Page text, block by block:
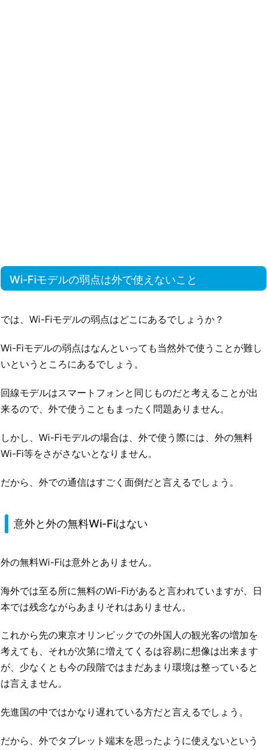
Wi-Fiモデルの弱点は外で使えないこと
では、Wi-Fiモデルの弱点はどこにあるでしょうか？
Wi-Fiモデルの弱点はなんといっても当然外で使うことが難し
いというところにあるでしょう。
回線モデルはスマートフォンと同じものだと考えることが出
来るので、外で使うこともまったく問題ありません。
しかし、Wi-Fiモデルの場合は、外で使う際には、外の無料
Wi-Fi等をさがさないとなりません。
だから、外での通信はすごく面倒だと言えるでしょう。
意外と外の無料Wi-Fiはない
外の無料Wi-Fiは意外とありません。
海外では至る所に無料のWi-Fiがあると言われていますが、日
本では残念ながらあまりそれはありません。
これから先の東京オリンピックでの外国人の観光客の増加を
考えても、それが次第に増えてくるは容易に想像は出来ます
が、少なくとも今の段階ではまだあまり環境は整っていると
は言えません。
先進国の中ではかなり遅れている方だと言えるでしょう。
だから、外でタブレット端末を思ったように使えないという